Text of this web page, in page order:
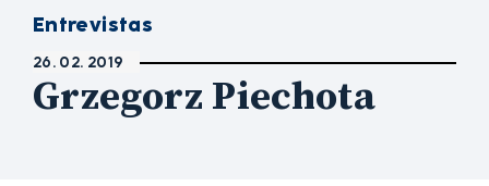
Entrevistas
26. 02. 2019
Grzegorz Piechota